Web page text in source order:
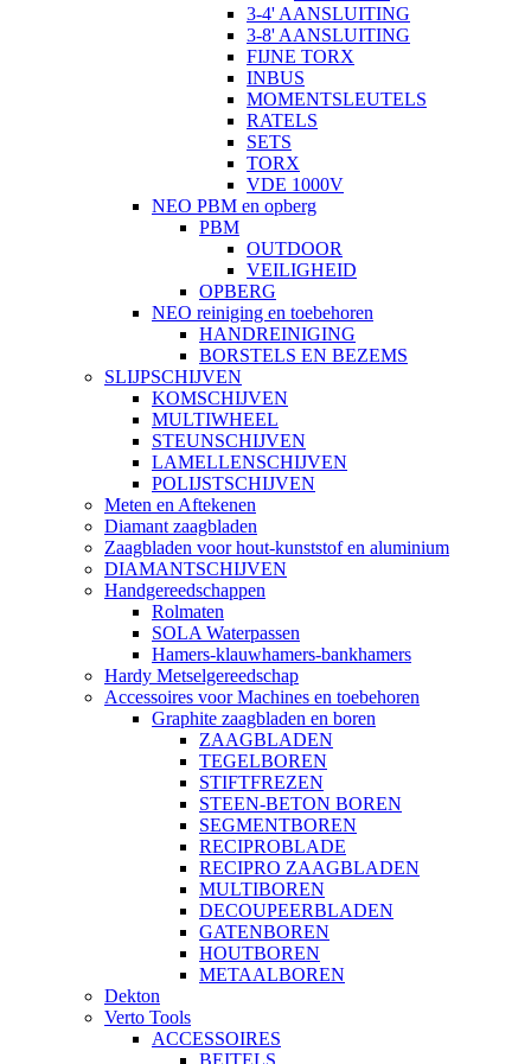
3-4' AANSLUITING
3-8' AANSLUITING
FIJNE TORX
INBUS
MOMENTSLEUTELS
RATELS
SETS
TORX
VDE 1000V
NEO PBM en opberg
PBM
OUTDOOR
VEILIGHEID
OPBERG
NEO reiniging en toebehoren
HANDREINIGING
BORSTELS EN BEZEMS
SLIJPSCHIJVEN
KOMSCHIJVEN
MULTIWHEEL
STEUNSCHIJVEN
LAMELLENSCHIJVEN
POLIJSTSCHIJVEN
Meten en Aftekenen
Diamant zaagbladen
Zaagbladen voor hout-kunststof en aluminium
DIAMANTSCHIJVEN
Handgereedschappen
Rolmaten
SOLA Waterpassen
Hamers-klauwhamers-bankhamers
Hardy Metselgereedschap
Accessoires voor Machines en toebehoren
Graphite zaagbladen en boren
ZAAGBLADEN
TEGELBOREN
STIFTFREZEN
STEEN-BETON BOREN
SEGMENTBOREN
RECIPROBLADE
RECIPRO ZAAGBLADEN
MULTIBOREN
DECOUPEERBLADEN
GATENBOREN
HOUTBOREN
METAALBOREN
Dekton
Verto Tools
ACCESSOIRES
BEITELS